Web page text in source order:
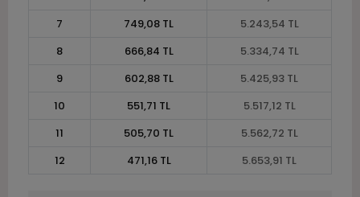
7
749,08 TL
5.243,54 TL
8
666,84 TL
5.334,74 TL
9
602,88 TL
5.425,93 TL
10
551,71 TL
5.517,12 TL
11
505,70 TL
5.562,72 TL
12
471,16 TL 5.653,91 TL